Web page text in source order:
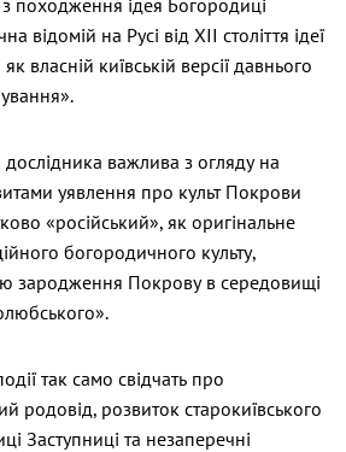
відомій на Русі від ХІІ століття ідеї
власній київській версії давнього
дослідника важлива з огляду на
уявлення про культ Покрови
«російський», як оригінальне
богородичного культу,
зародження Покрову в середовищі
так само свідчать про
родовід, розвиток старокиївського
Заступниці та незаперечні